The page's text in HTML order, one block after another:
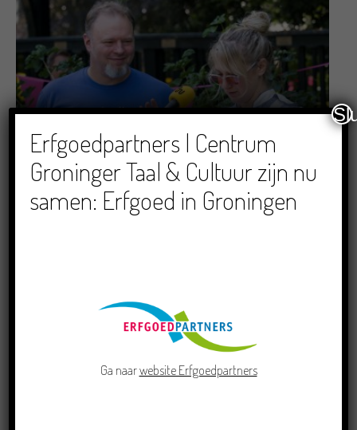
Ommaans
29/06/2026
Crowdfunding voor bijzonder kinderboek met
Groningse liedjes en verhalen
Erfgoedpartners | Centrum
Groninger Taal & Cultuur zijn nu
samen: Erfgoed in Groningen
Ga naarwebsite Erfgoedpartners